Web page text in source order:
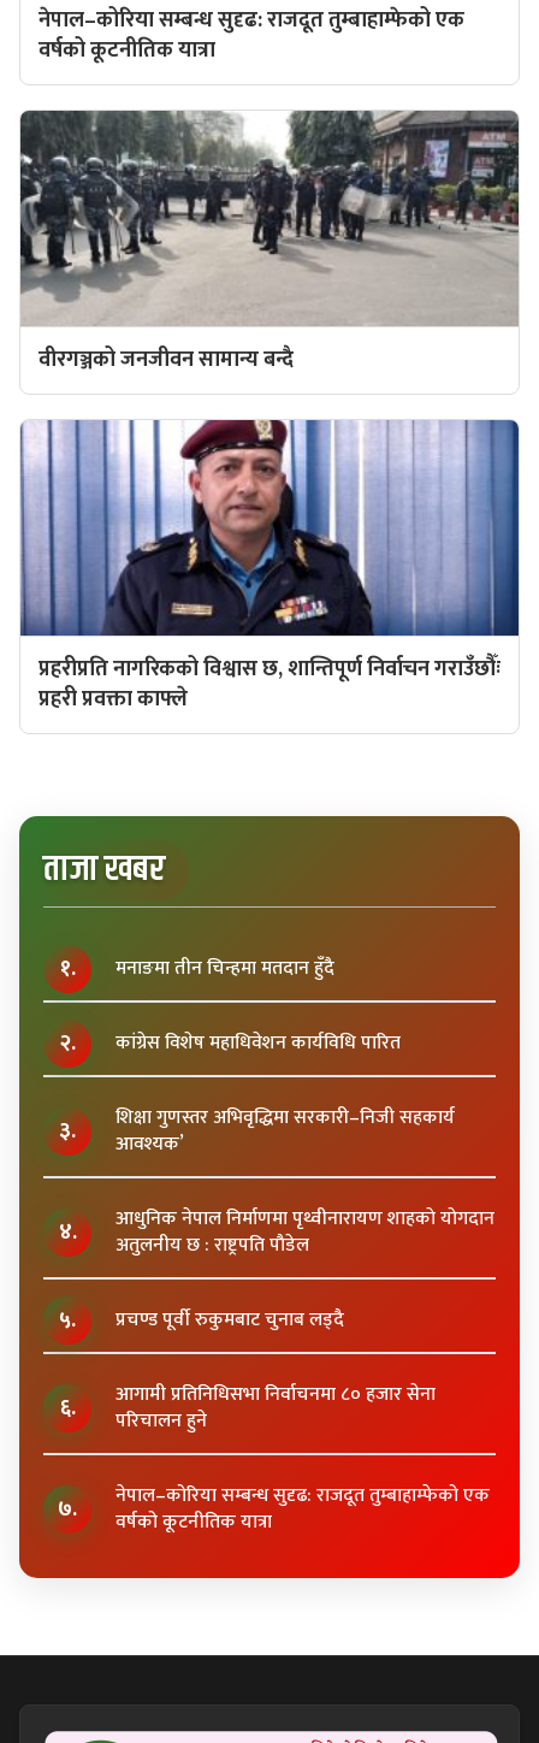
नेपाल–कोरिया सम्बन्ध सुदृढ: राजदूत तुम्बाहाम्फेको एक
वर्षको कूटनीतिक यात्रा
वीरगञ्जको जनजीवन सामान्य बन्दै
प्रहरीप्रति नागरिकको विश्वास छ, शान्तिपूर्ण निर्वाचन गराउँछौँः
प्रहरी प्रवक्ता काफ्ले
ताजा खबर
१. मनाङमा तीन चिन्हमा मतदान हुँदै
२. कांग्रेस विशेष महाधिवेशन कार्यविधि पारित
३.
शिक्षा गुणस्तर अभिवृद्धिमा सरकारी–निजी सहकार्य
आवश्यक’
४.
आधुनिक नेपाल निर्माणमा पृथ्वीनारायण शाहकाे याेगदान
अतुलनीय छ : राष्ट्रपति पाैडेल
५. प्रचण्ड पूर्वी रुकुमबाट चुनाब लड्दै
६.
आगामी प्रतिनिधिसभा निर्वाचनमा ८० हजार सेना
परिचालन हुने
७.
नेपाल–कोरिया सम्बन्ध सुदृढ: राजदूत तुम्बाहाम्फेको एक
वर्षको कूटनीतिक यात्रा